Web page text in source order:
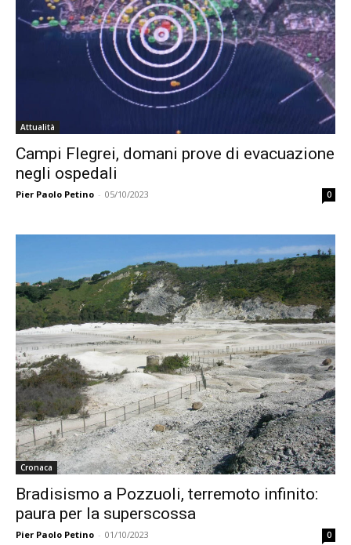
Attualità
Campi Flegrei, domani prove di evacuazione
negli ospedali
Pier Paolo Petino - 05/10/2023 0
Cronaca
Bradisismo a Pozzuoli, terremoto infinito:
paura per la superscossa
Pier Paolo Petino - 01/10/2023 0